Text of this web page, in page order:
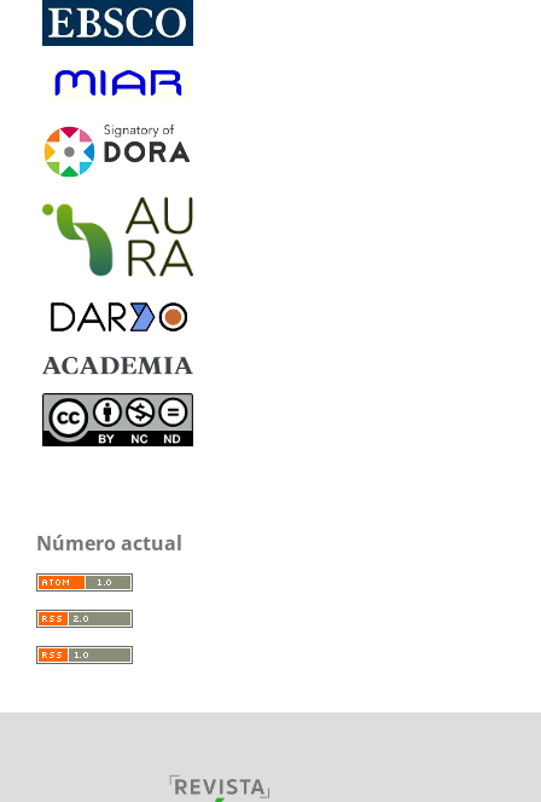
Número actual